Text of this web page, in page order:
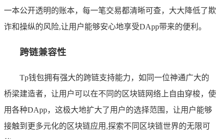
一本公开透明的账本，每一笔交易都清晰可查，大大降低了欺
诈和操纵的风险,让用户能够安心地享受DApp带来的便利。
跨链兼容性
Tp钱包拥有强大的跨链支持能力，如同一位神通广大的
桥梁建造者，让用户可以在不同的区块链网络上自由穿梭，使
用各种DApp，这极大地扩大了用户的选择范围，让用户能够
接触到更多元化的区块链应用,探索不同区块链世界的无限可